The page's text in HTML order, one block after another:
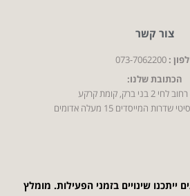
צור קשר
:
073-7062200
הכתובת שלנו:
לחי 2 בני ברק, קומת קרקע
שדרות המייסדים 15 מעלה אדומים
שינויים בזמני הפעילות. מומלץ